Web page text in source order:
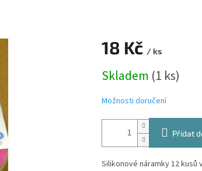
18 Kč / ks
cena:
Skladem (1 ks)
Možnosti doručení
Přidat
Silikonové náramky 12 kusů